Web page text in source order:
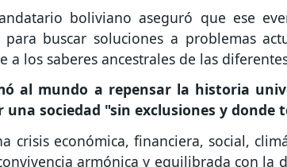
boliviano aseguró que ese
para buscar soluciones a problemas
a los saberes ancestrales de las
al mundo a repensar la historia
sociedad "sin exclusiones y donde
crisis económica, financiera, social,
armónica y equilibrada con la